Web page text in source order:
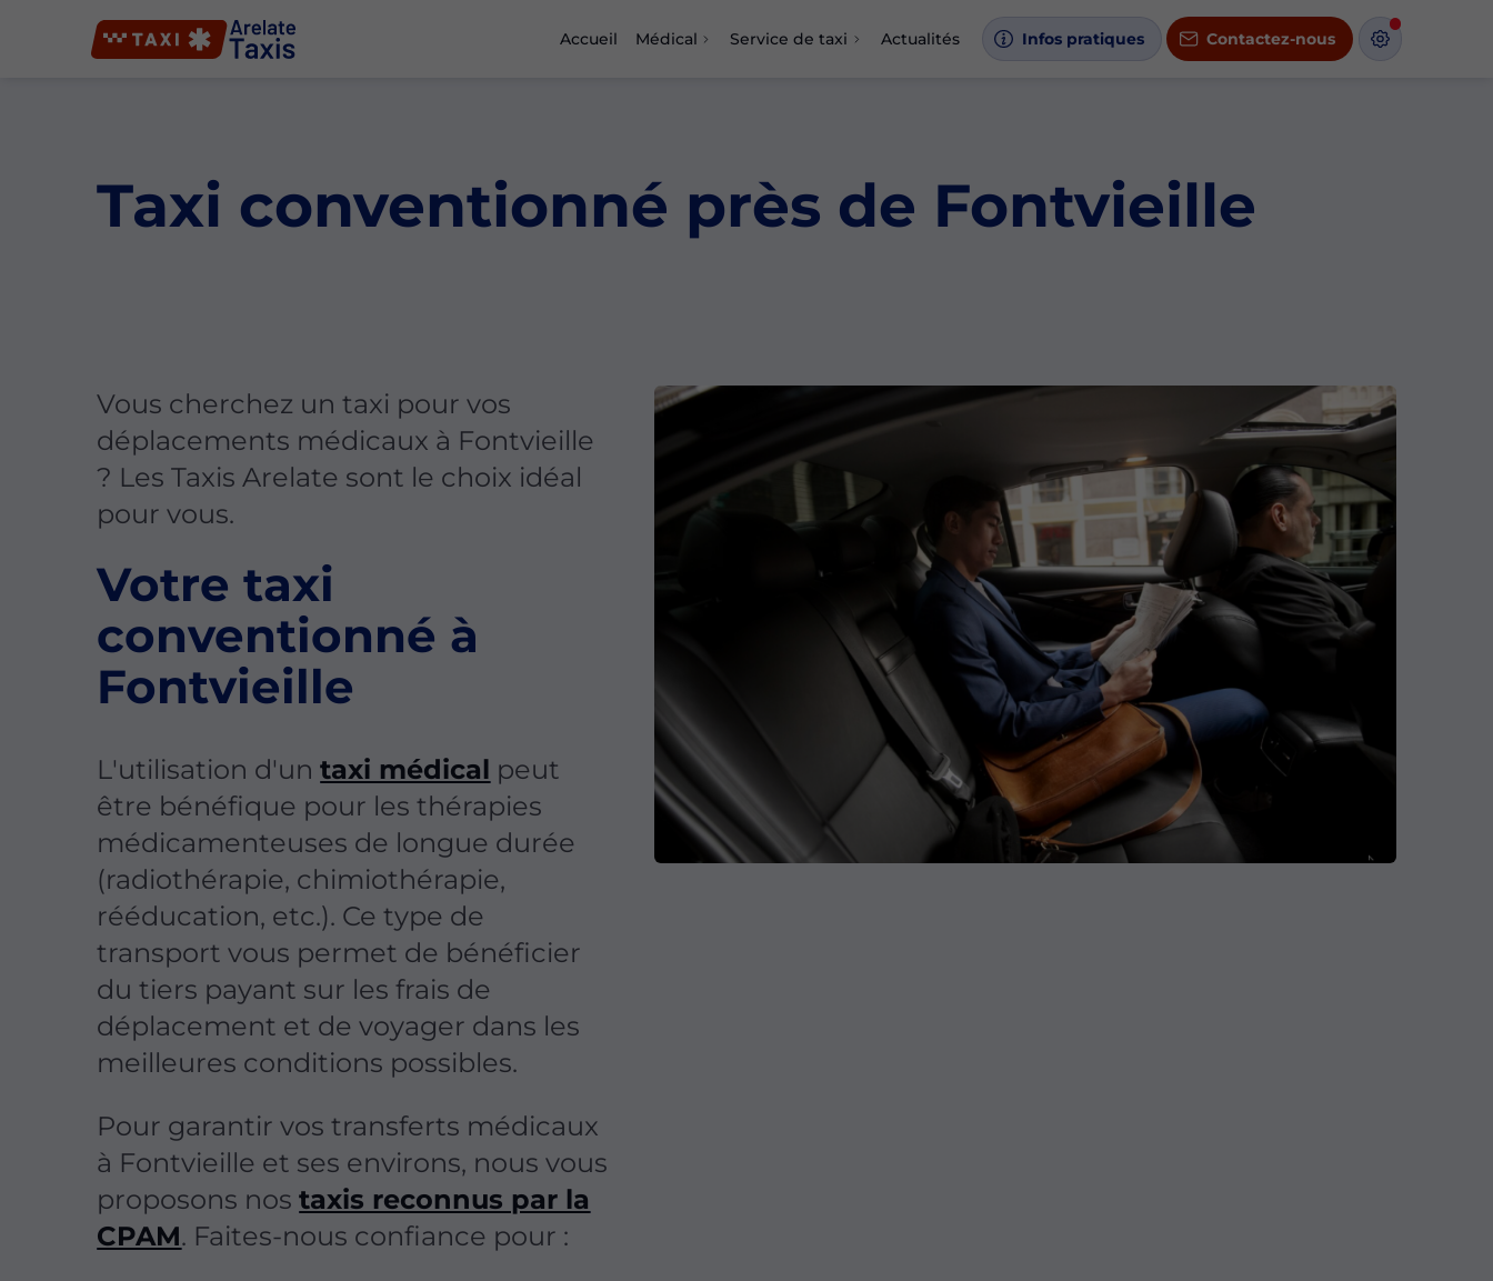
Accueil Médical Service de taxi Actualités Infos pratiques Contactez-nous
Taxi conventionné près de Fontvieille
Vous cherchez un taxi pour vos
déplacements médicaux à Fontvieille
? Les Taxis Arelate sont le choix idéal
pour vous.
Votre taxi
conventionné à
Fontvieille
L'utilisation d'untaxi médical peut
être bénéfique pour les thérapies
médicamenteuses de longue durée
(radiothérapie, chimiothérapie,
rééducation, etc.). Ce type de
transport vous permet de bénéficier
du tiers payant sur les frais de
déplacement et de voyager dans les
meilleures conditions possibles.
Pour garantir vos transferts médicaux
à Fontvieille et ses environs, nous vous
proposons nostaxis reconnus par la
CPAM. Faites-nous confiance pour :